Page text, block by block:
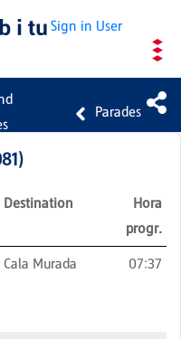
Sign in User
Parades
)
Destination
Hora
progr.
Cala Murada 07:37